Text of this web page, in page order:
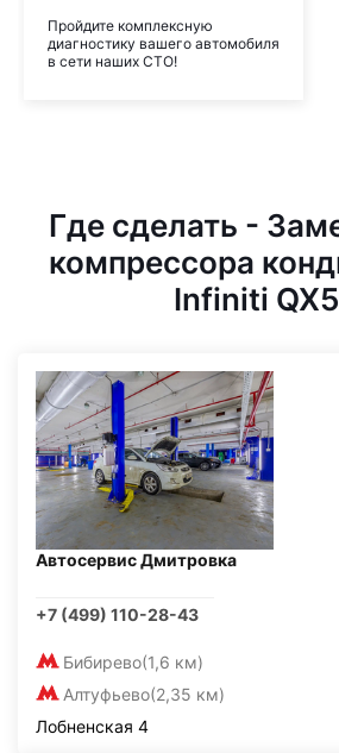
Пройдите комплексную
диагностику вашего автомобиля
в сети наших СТО!
Где сделать -
компрессора
Infiniti
Автосервис Дмитровка
+7 (499) 110-28-43
Бибирево(1,6 км)
Алтуфьево(2,35 км)
Лобненская 4